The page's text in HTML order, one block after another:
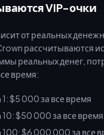
VIP-очки
от реальных
рассчитываются
реальных денег,
время:
$5 000 за все время
$50 000 за все время
$6 000 000 за все